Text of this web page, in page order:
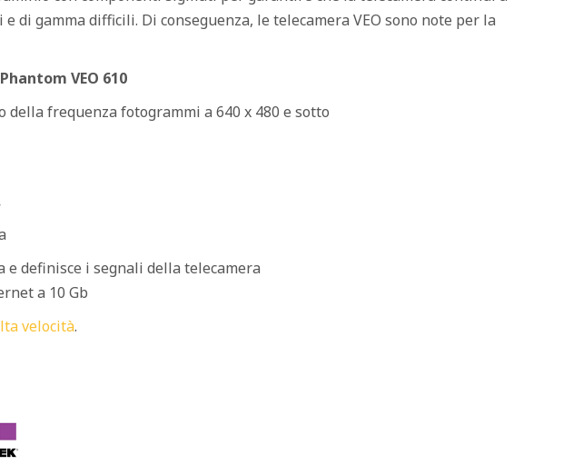
di gamma difficili. Di conseguenza, le telecamera VEO sono note per la
VEO 610
frequenza fotogrammi a 640 x 480 e sotto
e definisce i segnali della telecamera
a 10 Gb
velocità.